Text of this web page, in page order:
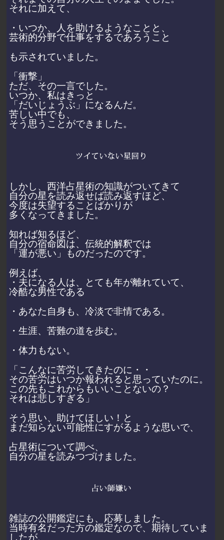
それに加えて、
・いつか、人を助けるようなことと、
芸術的分野で仕事をするであろうこと
も示されていました。
「衝撃」
ただ、その一言でした。
いつか、私はきっと
「だいじょうぶ」になるんだ。
苦しい中でも、
そう思うことができました。
しかし、西洋占星術の知識がついてきて
自分の星を読み返せば読み返すほど、
今度は失望することばかりが
多くなってきました。
知れば知るほど、
自分の宿命図は、伝統的解釈では
「運が悪い」ものだったのです。
例えば、
・夫になる人は、とても年が離れていて、
冷酷な男性である
・あなた自身も、冷淡で非情である。
・生涯、苦難の道を歩む。
・体力もない。
「こんなに苦労してきたのに・・
その苦労はいつか報われると思っていたのに。
この先もこれからもいいことないの？
それは悲しすぎる」
そう思い、助けてほしい！と
まだ知らない可能性にすがるような思いで、
占星術について調べ、
自分の星を読みつづけました。
雑誌の公開鑑定にも、応募しました。
当時有名だった方の鑑定なので、期待していま
したが、